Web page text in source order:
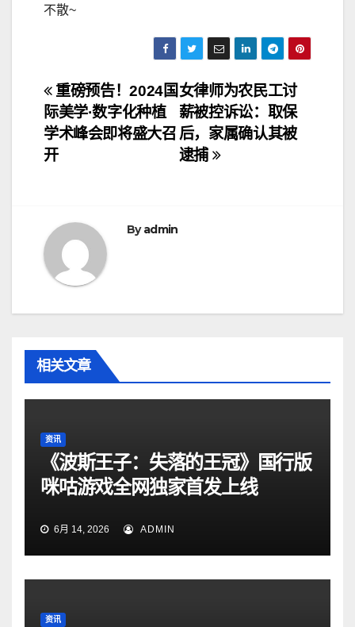
不散~
文
章
导
女律师为农民工讨
薪被控诉讼：取保
后，家属确认其被
逮捕
重磅预告！2024国
际美学·数字化种植
学术峰会即将盛大召
开
Byadmin
相关文章
资讯
《波斯王子：失落的王冠》国行版
咪咕游戏全网独家首发上线
6月 14, 2026 ADMIN
资讯